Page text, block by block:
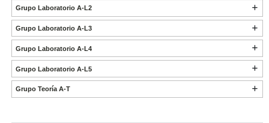
Grupo Laboratorio A-L2
Grupo Laboratorio A-L3
Grupo Laboratorio A-L4
Grupo Laboratorio A-L5
Grupo Teoría A-T